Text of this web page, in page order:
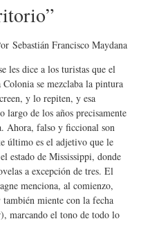
Sebastián Francisco Maydana
les dice a los turistas que el
se mezclaba la pintura
y lo repiten, y esa
largo de los años precisamente
Ahora, falso y ficcional son
último es el adjetivo que le
estado de Mississippi, donde
a excepción de tres. El
menciona, al comienzo,
miente con la fecha
marcando el tono de todo lo